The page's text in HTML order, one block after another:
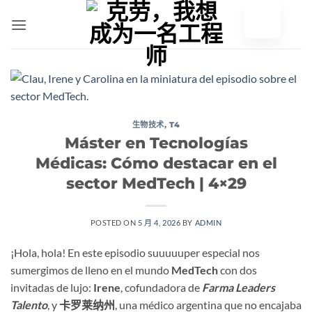
生物技术,T4
Máster en Tecnologías
Médicas: Cómo destacar en el
sector MedTech | 4×29
POSTED ON 5 月 4, 2026 BY ADMIN
¡Hola, hola! En este episodio suuuuuper especial nos
sumergimos de lleno en el mundo MedTechcon dos
invitadas de lujo: Irene , cofundadora de Farma Leaders
Talento, y卡罗莱纳州 , una médico argentina que no encajaba